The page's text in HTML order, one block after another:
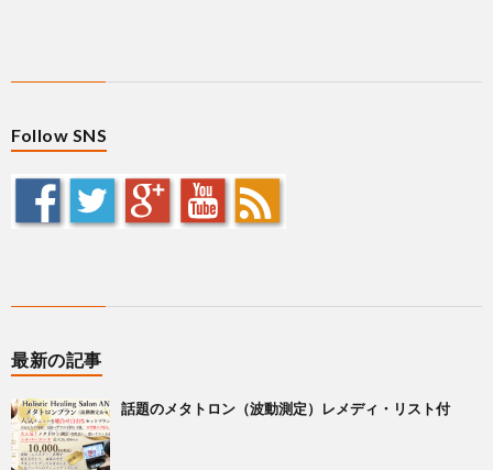
Follow SNS
最新の記事
話題のメタトロン（波動測定）レメディ・リスト付